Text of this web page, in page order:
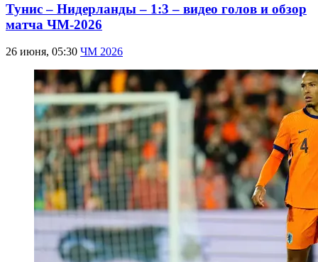
Тунис – Нидерланды – 1:3 – видео голов и обзор
матча ЧМ-2026
26 июня, 05:30 ЧМ 2026